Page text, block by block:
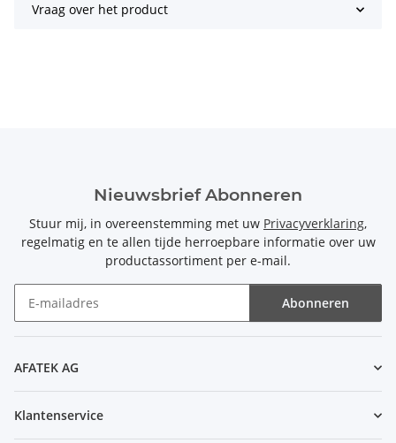
Vraag over het product
Nieuwsbrief Abonneren
Stuur mij, in overeenstemming met uw Privacyverklaring,
regelmatig en te allen tijde herroepbare informatie over uw
productassortiment per e-mail.
Abonneren
AFATEK AG
Klantenservice